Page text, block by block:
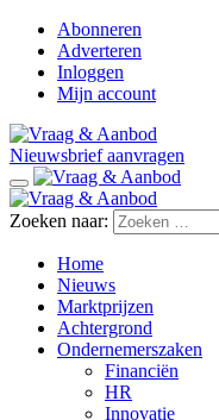
Abonneren
Adverteren
Inloggen
Mijn account
Nieuwsbrief aanvragen
Zoeken naar:
Home
Nieuws
Marktprijzen
Achtergrond
Ondernemerszaken
Financiën
HR
Innovatie